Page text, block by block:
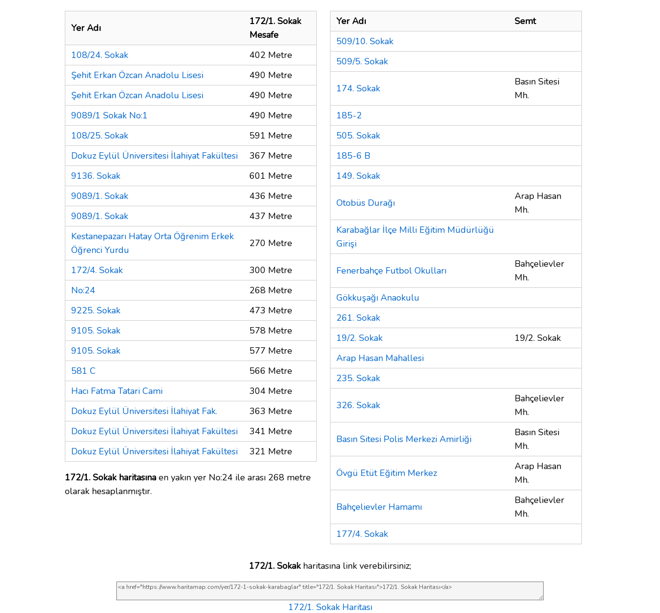
Yer Adı
172/1. Sokak
Mesafe
108/24. Sokak
402 Metre
Şehit Erkan Özcan Anadolu Lisesi
490 Metre
Şehit Erkan Özcan Anadolu Lisesi
490 Metre
9089/1 Sokak No:1
490 Metre
108/25. Sokak
591 Metre
Dokuz Eylül Üniversitesi İlahiyat Fakültesi
367 Metre
9136. Sokak
601 Metre
9089/1. Sokak
436 Metre
9089/1. Sokak
437 Metre
Kestanepazarı Hatay Orta Öğrenim Erkek
Öğrenci Yurdu
270 Metre
172/4. Sokak
300 Metre
No:24
268 Metre
9225. Sokak
473 Metre
9105. Sokak
578 Metre
9105. Sokak
577 Metre
581 C
566 Metre
Hacı Fatma Tatari Cami
304 Metre
Dokuz Eylül Üniversitesi İlahiyat Fak.
363 Metre
Dokuz Eylül Üniversitesi İlahiyat Fakültesi
341 Metre
Dokuz Eylül Üniversitesi İlahiyat Fakültesi
321 Metre
172/1. Sokak haritasına en yakın yer No:24 ile arası 268 metre
olarak hesaplanmıştır.
Yer Adı
Semt
509/10. Sokak
509/5. Sokak
174. Sokak
Basın Sitesi
Mh.
185-2
505. Sokak
185-6 B
149. Sokak
Otobüs Durağı
Arap Hasan
Mh.
Karabağlar İlçe Milli Eğitim Müdürlüğü
Girişi
Fenerbahçe Futbol Okulları
Bahçelievler
Mh.
Gökkuşağı Anaokulu
261. Sokak
19/2. Sokak
19/2. Sokak
Arap Hasan Mahallesi
235. Sokak
326. Sokak
Bahçelievler
Mh.
Basın Sitesi Polis Merkezi Amirliği
Basın Sitesi
Mh.
Övgü Etüt Eğitim Merkez
Arap Hasan
Mh.
Bahçelievler Hamamı
Bahçelievler
Mh.
177/4. Sokak
172/1. Sokakharitasına link verebilirsiniz;
172/1. Sokak Haritası